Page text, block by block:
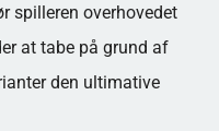
spilleren overhovedet
at tabe på grund af
den ultimative